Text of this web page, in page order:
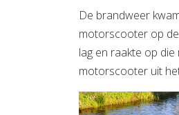
De brandweer
motorscooter op
lag en raakte op
motorscooter uit